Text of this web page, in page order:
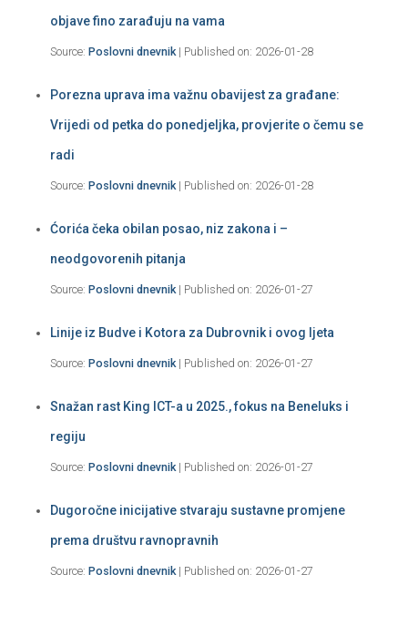
objave fino zarađuju na vama
Source: Poslovni dnevnik Published on: 2026-01-28
Porezna uprava ima važnu obavijest za građane:
Vrijedi od petka do ponedjeljka, provjerite o čemu se
radi
Source: Poslovni dnevnik Published on: 2026-01-28
Ćorića čeka obilan posao, niz zakona i –
neodgovorenih pitanja
Source: Poslovni dnevnik Published on: 2026-01-27
Linije iz Budve i Kotora za Dubrovnik i ovog ljeta
Source: Poslovni dnevnik Published on: 2026-01-27
Snažan rast King ICT-a u 2025., fokus na Beneluks i
regiju
Source: Poslovni dnevnik Published on: 2026-01-27
Dugoročne inicijative stvaraju sustavne promjene
prema društvu ravnopravnih
Source: Poslovni dnevnik Published on: 2026-01-27